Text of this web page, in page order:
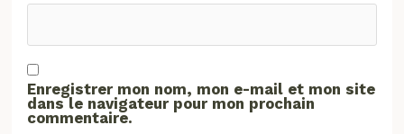
Enregistrer mon nom, mon e-mail et mon site
dans le navigateur pour mon prochain
commentaire.